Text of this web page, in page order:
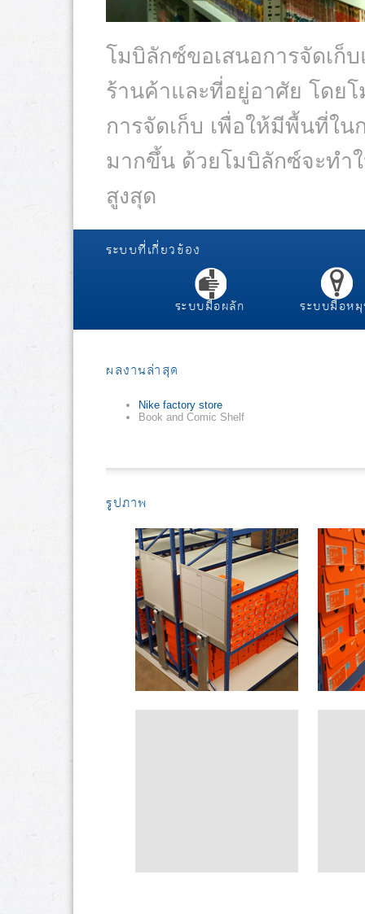
โมบิลักซ์ขอเสนอการจัดเก็
ร้านค้าและที่อยู่อาศัย โดย
การจัดเก็บ เพื่อให้มีพื้นที่ใ
มากขึ้น ด้วยโมบิลักซ์จะทำ
สูงสุด
ระบบที่เกี่ยวข้อง
ระบบมือผลัก ระบบมือห
ผลงานล่าสุด
Nike factory store
Book and Comic Shelf
รูปภาพ